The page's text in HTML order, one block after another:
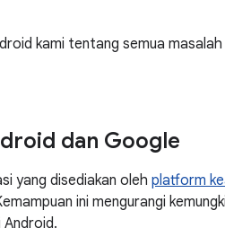
kami tentang semua
dan Google
yang disediakan oleh platform
ini mengurangi